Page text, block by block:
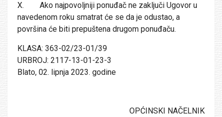
X. Ako najpovoljniji ponuđač ne zaključi Ugovor u
navedenom roku smatrat će se da je odustao, a
površina će biti prepuštena drugom ponuđaču.
KLASA: 363-02/23-01/39
URBROJ: 2117-13-01-23-3
Blato, 02. lipnja 2023. godine
OPĆINSKI NAČELNIK